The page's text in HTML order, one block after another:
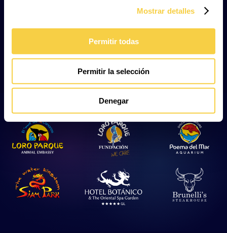
Mostrar detalles
Permitir todas
Permitir la selección
Denegar
especies que se encuentran en los fondos rocosos del
archipiélago canario, junto con un gran banco de
lubinas en la superficie. Te sorprenderá el gran tamaño
de las langostas, que tienen como compañero al gran
ermitaño rojos, que pese a su nombre, no supera los
15 cm de tamaño.